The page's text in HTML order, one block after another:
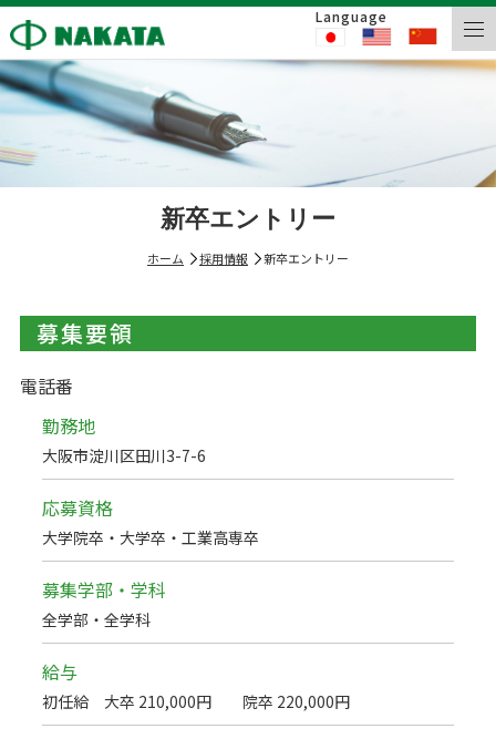
Language
新卒エントリー
ホーム 採用情報 新卒エントリー
募集要領
電話番
勤務地
大阪市淀川区田川3-7-6
応募資格
大学院卒・大学卒・工業高専卒
募集学部・学科
全学部・全学科
給与
初任給 大卒 210,000円 院卒 220,000円